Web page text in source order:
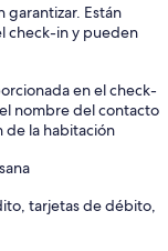
garantizar. Están
check-in y pueden
en el check-
nombre del contacto
de la habitación
tarjetas de débito,